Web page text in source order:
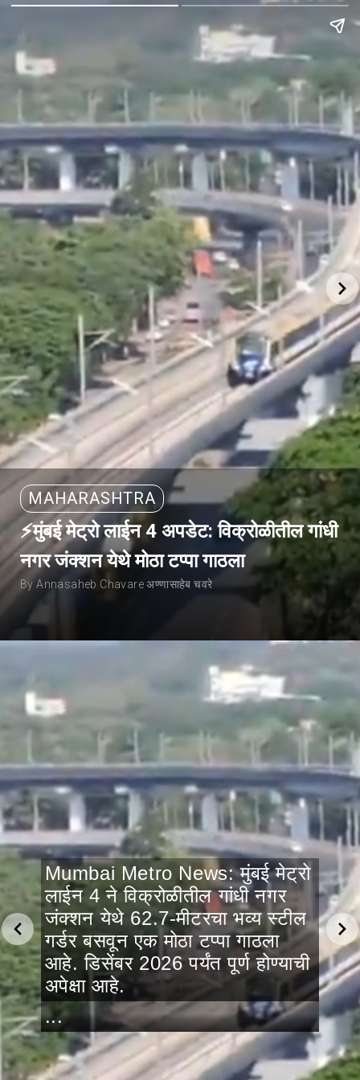
MAHARASHTRA
⚡मुंबई मेट्रो लाईन 4 अपडेट: विक्रोळीतील गांधी
नगर जंक्शन येथे मोठा टप्पा गाठला
By Annasaheb Chavare अण्णासाहेब चवरे
Mumbai Metro News: मुंबई मेट्रो
लाईन 4 ने विक्रोळीतील गांधी नगर
जंक्शन येथे 62.7-मीटरचा भव्य स्टील
गर्डर बसवून एक मोठा टप्पा गाठला
आहे. डिसेंबर 2026 पर्यंत पूर्ण होण्याची
अपेक्षा आहे.
...